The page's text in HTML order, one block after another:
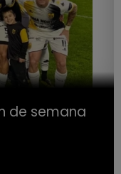
de semana